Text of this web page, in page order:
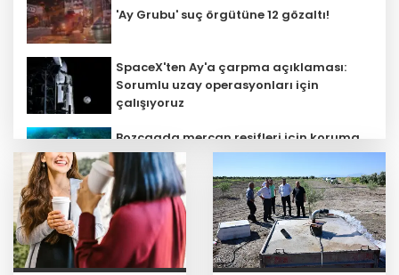
'Ay Grubu' suç örgütüne 12 gözaltı!
SpaceX'ten Ay'a çarpma açıklaması:
Sorumlu uzay operasyonları için
çalışıyoruz
Bozcaada mercan resifleri için koruma
seferberliği... 180 deniz canlısı türü kayıt
altına alındı
Kayseri Büyükşehir gökyüzü tutkunlarını
Erciyes'te buluşturacak